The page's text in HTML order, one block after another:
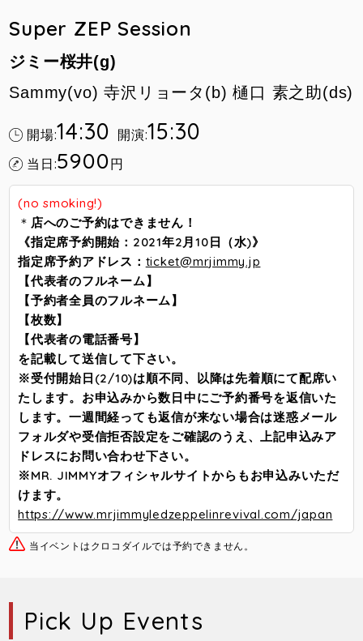
Super ZEP Session
ジミー桜井(g)
Sammy(vo) 寺沢リョータ(b) 樋口 素之助(ds)
開場:14:30 開演:15:30
当日:5900円
(no smoking!)
＊ 店へのご予約はできません！
《指定席予約開始：2021年2月10日（水)》
指定席予約アドレス： ticket@mrjimmy.jp
【代表者のフルネーム】
【予約者全員のフルネーム】
【枚数】
【代表者の電話番号】
を記載して送信して下さい。
※受付開始日(2/10)は順不同、以降は先着順にて配席い
たします。お申込みから数日中にご予約番号を返信いた
します。一週間経っても返信が来ない場合は迷惑メール
フォルダや受信拒否設定をご確認のうえ、上記申込みア
ドレスにお問い合わせ下さい。
※MR. JIMMYオフィシャルサイトからもお申込みいただ
けます。
https://www.mrjimmyledzeppelinrevival.com/japan
当イベントはクロコダイルでは予約できません。
Pick Up Events